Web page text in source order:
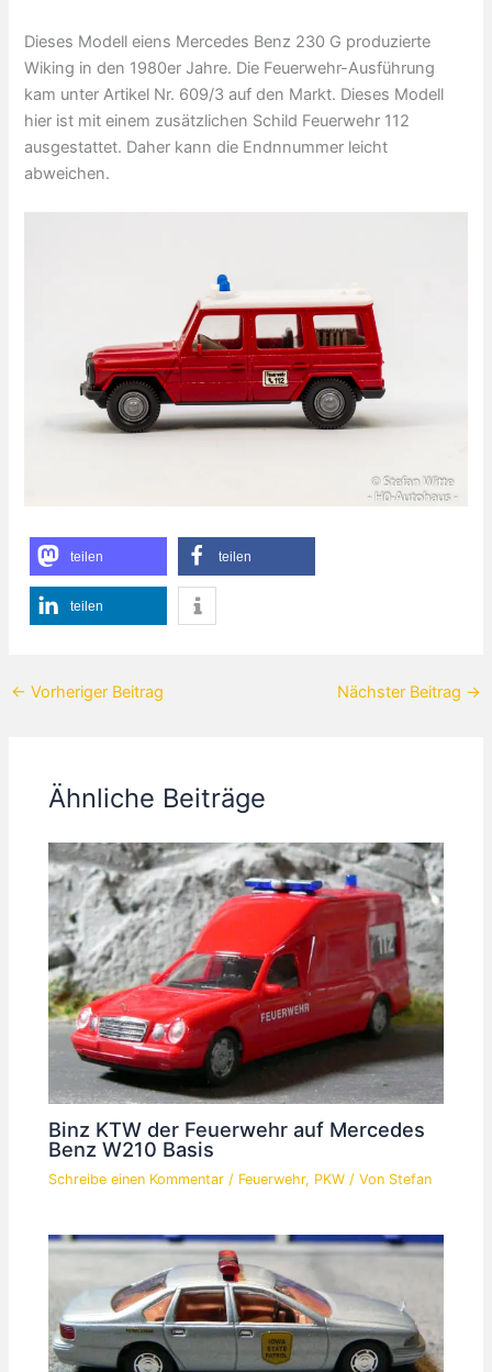
Dieses Modell eiens Mercedes Benz 230 G produzierte
Wiking in den 1980er Jahre. Die Feuerwehr-Ausführung
kam unter Artikel Nr. 609/3 auf den Markt. Dieses Modell
hier ist mit einem zusätzlichen Schild Feuerwehr 112
ausgestattet. Daher kann die Endnnummer leicht
abweichen.
teilen teilen
teilen
← Vorheriger Beitrag Nächster Beitrag →
Ähnliche Beiträge
Binz KTW der Feuerwehr auf Mercedes
Benz W210 Basis
Schreibe einen Kommentar / Feuerwehr, PKW / Von Stefan